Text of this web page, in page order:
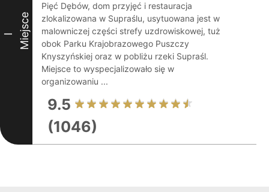
I Miejsce
Pięć Dębów, dom przyjęć i restauracja
zlokalizowana w Supraślu, usytuowana jest w
malowniczej części strefy uzdrowiskowej, tuż
obok Parku Krajobrazowego Puszczy
Knyszyńskiej oraz w pobliżu rzeki Supraśl.
Miejsce to wyspecjalizowało się w
organizowaniu ...
9.5
(1046)